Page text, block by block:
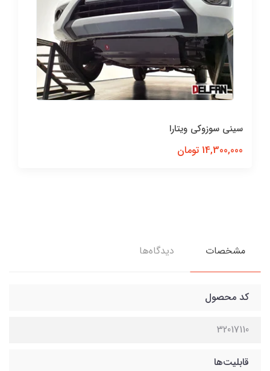
سینی سوزوکی ویتارا
14,300,000 تومان
مشخصات دیدگاه‌ها
کد محصول
32017110
قابلیت‌ها